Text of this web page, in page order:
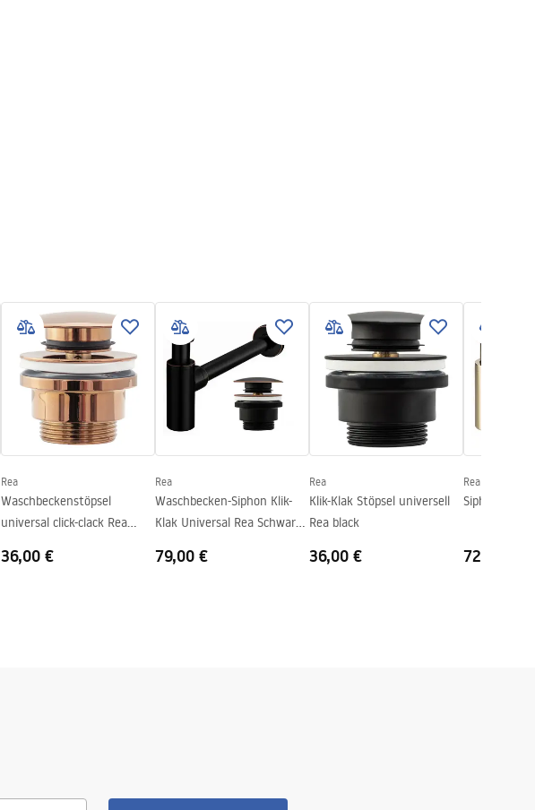
Rea
Waschbeckenstöpsel
universal click-clack Rea
36,00 €
Rea
Waschbecken-Siphon Klik-
Klak Universal Rea Schwarz
79,00 €
Rea
Klik-Klak Stöpsel universell
Rea black
36,00 €
Rea
Siphon Klik-
72,00 €